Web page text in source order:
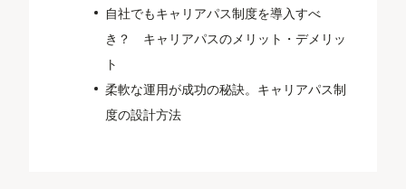
自社でもキャリアパス制度を導入すべ
き？ キャリアパスのメリット・デメリッ
ト
柔軟な運用が成功の秘訣。キャリアパス制
度の設計方法